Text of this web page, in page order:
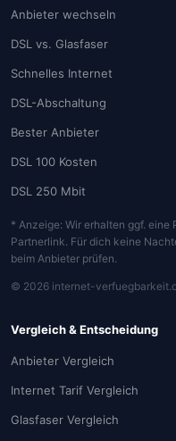
Anbieter wechseln
DSL vs. Glasfaser
Schnelles Internet
DSL-Abschaltung
Bester Anbieter
DSL 100 Kosten
DSL 250 Mbit
* Anzeige: Wir erhalten ggf. eine
Partnerlink. Für dich keine
beim Anbieter prüfen.
© 2026 internet-
Vergleich & Entscheidung
Anbieter Vergleich
Internet Tarif Vergleich
Glasfaser Vergleich